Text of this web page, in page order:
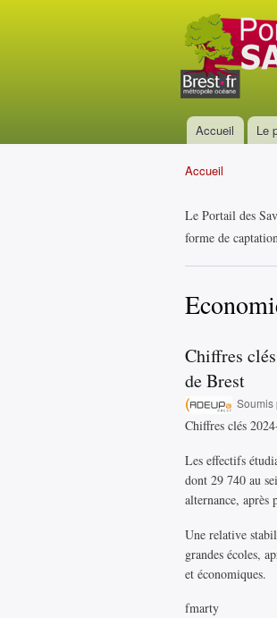
Portail
des
savoirs
Menu principal
Accueil Le
Accueil
Le Portail des
forme de
Chiffres
de Brest
Soumis
Chiffres clés
Les effectifs
dont 29 740 au
alternance, après
Une relative
grandes écoles,
et économiques.
fmarty